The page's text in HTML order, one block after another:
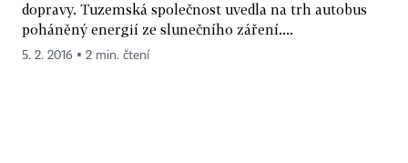
dopravy. Tuzemská společnost uvedla na trh autobus
poháněný energií ze slunečního záření....
5. 2. 2016 ▪ 2 min. čtení